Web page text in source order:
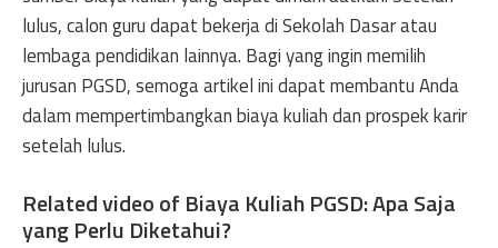
lulus, calon guru dapat bekerja di Sekolah Dasar atau
lembaga pendidikan lainnya. Bagi yang ingin memilih
jurusan PGSD, semoga artikel ini dapat membantu Anda
dalam mempertimbangkan biaya kuliah dan prospek karir
setelah lulus.
Related video of Biaya Kuliah PGSD: Apa Saja
yang Perlu Diketahui?